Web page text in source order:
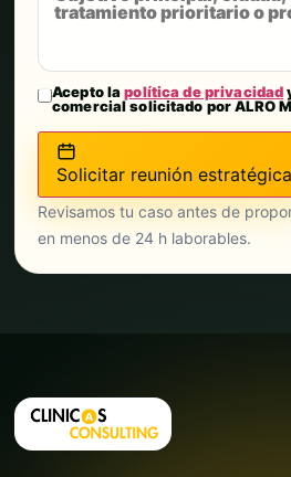
Acepto lapolítica de privacidad
comercial solicitado por ALRO
Solicitar reunión estratégica
Revisamos tu caso antes de
en menos de 24 h laborables.